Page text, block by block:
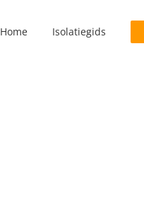
Home Isolatiegids